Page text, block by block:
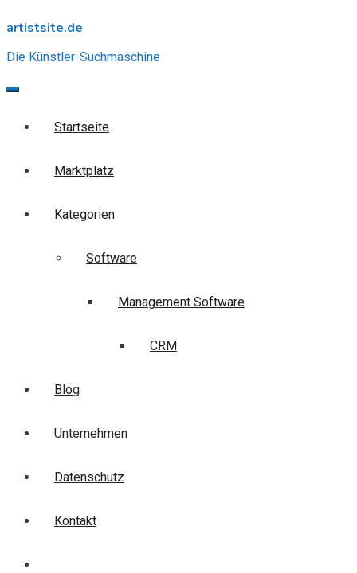
to
artistsite.de
Die Künstler-Suchmaschine
Startseite
Marktplatz
Kategorien
Software
Management Software
CRM
Blog
Unternehmen
Datenschutz
Kontakt